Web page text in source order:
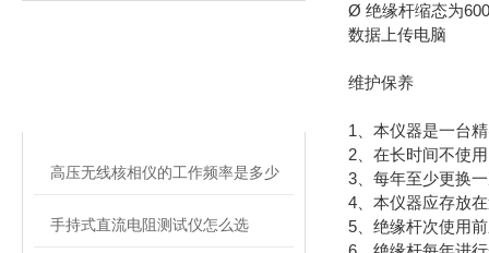
高压无线核相仪的工作频率是多少
手持式直流电阻测试仪怎么选
Ø 绝缘杆缩态为
数据上传电脑
维护保养
1、本仪器是一台
2、在长时间不使
3、每年至少更换
4、本仪器应存放
5、绝缘杆次使用